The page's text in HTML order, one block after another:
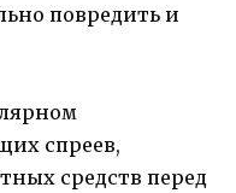
повредить и
спреев,
средств перед